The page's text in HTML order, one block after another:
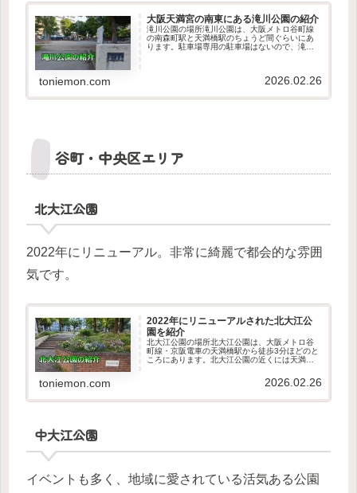
大阪天満宮の南東にある滝川公園の紹介
滝川公園の場所滝川公園は、大阪メトロ谷町線
の南森町駅と天満橋駅のちょうど間ぐらいにあ
ります。駐車場専用の駐車場はないので、滝川
toniemon.com 2026.02.26
谷町・中央区エリア
北大江公園
2022年にリニューアル。非常に綺麗で都会的な雰囲
気です。
2022年にリニューアルされた北大江公
園を紹介
北大江公園の場所北大江公園は、大阪メトロ谷
町線・京阪電車の天満橋駅から徒歩3分ほどのと
ころにあります。北大江公園の近くには天満橋
あと買い物をして楽しむことや、お弁当を買っ
て公園のベンチに座って食べる...
toniemon.com 2026.02.26
中大江公園
イベントも多く、地域に愛されている活気ある公園